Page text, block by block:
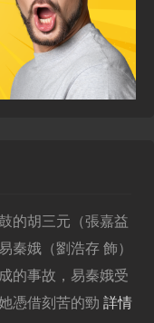
的胡三元（張嘉益
秦娥（劉浩存 飾）
的事故，易秦娥受
憑借刻苦的勁 詳情